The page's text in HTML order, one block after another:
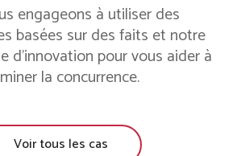
engageons à utiliser des
basées sur des faits et notre
d'innovation pour vous aider à
la concurrence.
Voir tous les cas